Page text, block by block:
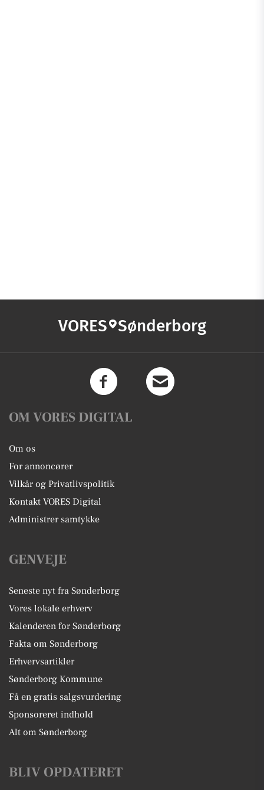
VORES Sønderborg
OM VORES DIGITAL
Om os
For annoncører
Vilkår og Privatlivspolitik
Kontakt VORES Digital
Administrer samtykke
GENVEJE
Seneste nyt fra Sønderborg
Vores lokale erhverv
Kalenderen for Sønderborg
Fakta om Sønderborg
Erhvervsartikler
Sønderborg Kommune
Få en gratis salgsvurdering
Sponsoreret indhold
Alt om Sønderborg
BLIV OPDATERET